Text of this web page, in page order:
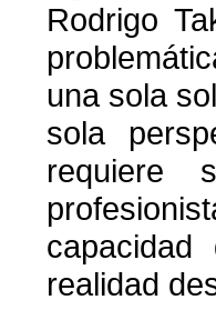
Rodrigo
una sola
sola
requiere
realidad